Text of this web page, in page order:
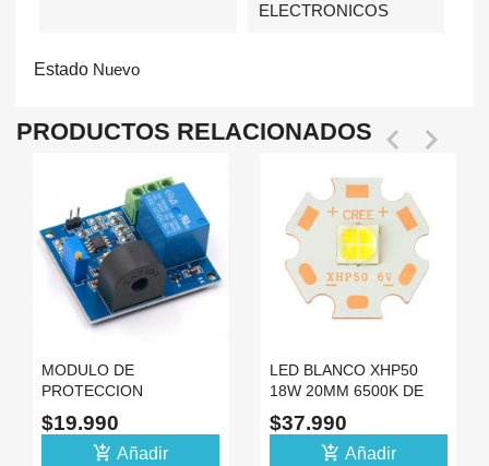
ELECTRONICOS
Estado Nuevo
PRODUCTOS RELACIONADOS  
MODULO DE
PROTECCION
SOBRECORRIENTE AC
SENSOR 5A + RELE 12V
$19.990
add_shopping_cart Añadir
LED BLANCO XHP50
18W 20MM 6500K DE
POTENCIA 6V CON
DISIPADOR
$37.990
add_shopping_cart Añadir